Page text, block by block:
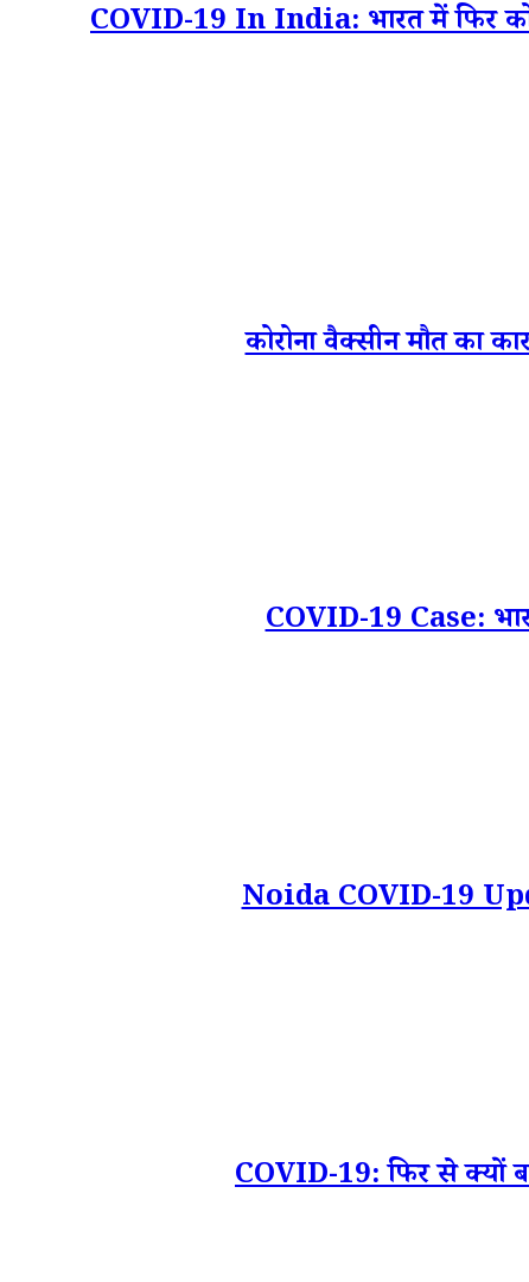
COVID-19 In India: भारत में फिर
कोरोना वैक्सीन मौत का
COVID-19 Case:
Noida COVID-19
COVID-19: फिर से क्यों